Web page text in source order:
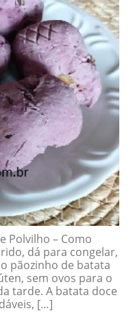
Polvilho – Como
dá para congelar,
pãozinho de batata
sem ovos para o
tarde. A batata doce
[…]